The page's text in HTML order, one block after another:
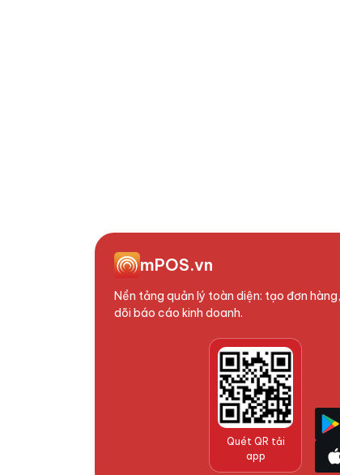
mPOS.vn
Nền tảng quản lý toàn diện: tạo đơn
dõi báo cáo kinh doanh.
Quét QR tải
app